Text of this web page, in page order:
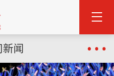
新闻